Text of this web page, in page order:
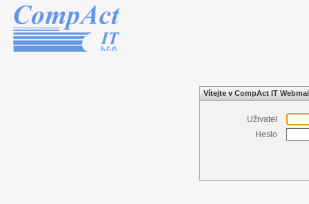
Vítejte v CompAct IT
Uživatel
Heslo